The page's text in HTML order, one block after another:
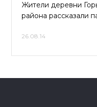
Жители деревни
района рассказали
26.08.14